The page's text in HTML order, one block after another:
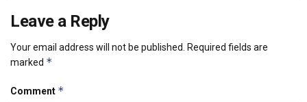
Leave a Reply
Your email address will not be published. Required fields are
marked *
Comment *